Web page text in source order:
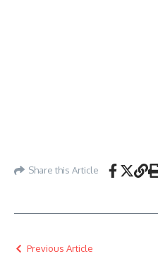
Share this Article
Previous Article